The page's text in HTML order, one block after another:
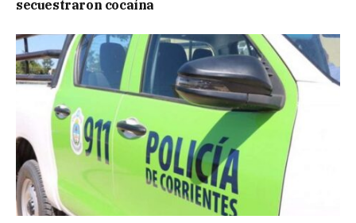
secuestraron cocaína